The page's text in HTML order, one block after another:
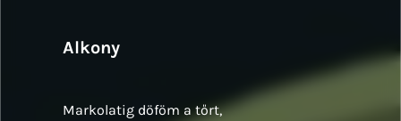
Alkony
Markolatig döföm a tőrt,